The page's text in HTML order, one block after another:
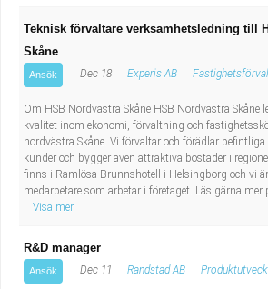
Teknisk förvaltare verksamhetsledning till
Skåne
Ansök Dec 18 Experis AB
Om HSB Nordvästra Skåne HSB Nordvästra Skåne
kvalitet inom ekonomi, förvaltning och
nordvästra Skåne. Vi förvaltar och förädlar
kunder och bygger även attraktiva bostäder i
finns i Ramlösa Brunnshotell i Helsingborg och vi
medarbetare som arbetar i företaget. Läs gärna mer
Visa mer
R&D manager
Ansök Dec 11 Randstad AB